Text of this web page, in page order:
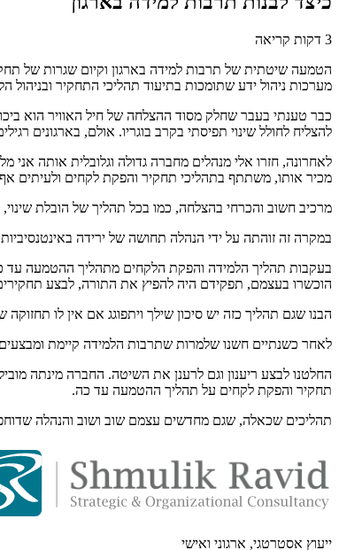
3 דקות קריאה
הטמעה שיטתית של תרבות למידה בארגון וקיום שגרות של
מערכות ניהול ידע שתומכות בתיעוד תהליכי התחקיר
כבר טענתי בעבר שחלק מסוד ההצלחה של חיל האוויר הוא
להצליח לחולל שינוי תפיסתי בקרב בוגריו. אולם, בארגונים
מכיר אותו, משתתף בתהליכי תחקיר והפקת לקחים ולעיתים אף
מרכיב חשוב והכרחי בהצלחה, כמו בכל תהליך של הובלת
במקרה זה זוהתה על ידי הנהלה תחושה של ירידה
הוכשרו בעצמם, תפקידם היה להפיץ את התורה, לבצע
הבנו שגם תהליך כזה יש סיכון שילך ויתפוגג אם אין לו תחזוקה
לאחר כשנתיים חשנו שלמרות שתרבות הלמידה קיימת
תחקיר והפקת לקחים על תהליך ההטמעה עד כה.
תהליכים שכאלה, שגם מחדשים עצמם שוב ושוב והנהלה
ייעוץ אסטרטגי, ארגוני ואישי